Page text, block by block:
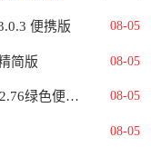
便携版 08-05
简版 08-05
绿色便携版 08-05
08-05